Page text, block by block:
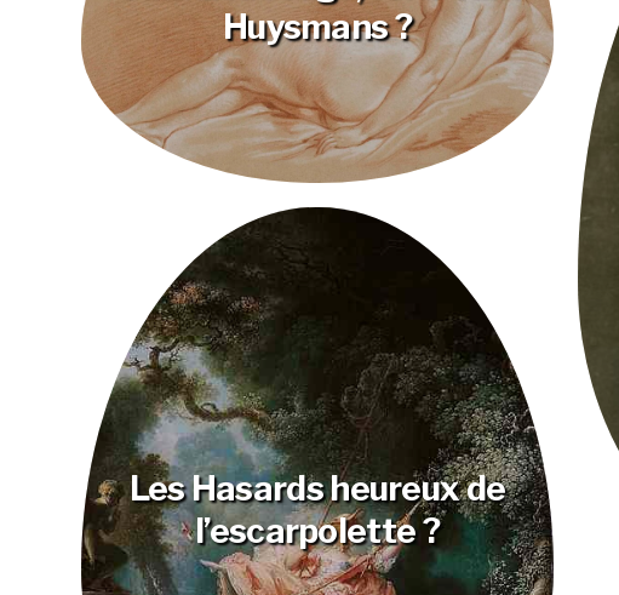
Huysmans ?
Les Hasards heureux de
l’escarpolette ?